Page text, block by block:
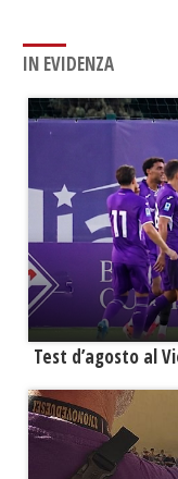
IN EVIDENZA
Test d’agosto al